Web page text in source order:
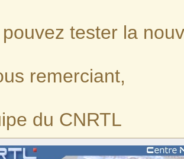
pouvez tester la
remerciant,
du CNRTL